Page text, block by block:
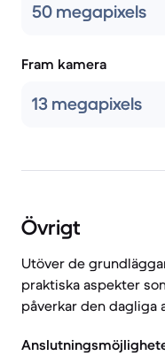
50 megapixels
Fram kamera
13 megapixels
Övrigt
Utöver de
praktiska aspekter
påverkar den dagliga